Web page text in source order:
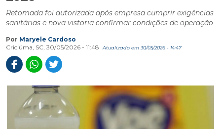
Retomada foi autorizada após empresa cumprir exigências
sanitárias e nova vistoria confirmar condições de operação
Por Maryele Cardoso
Criciúma, SC, 30/05/2026 - 11:48
Atualizado em 30/05/2026 - 14:47